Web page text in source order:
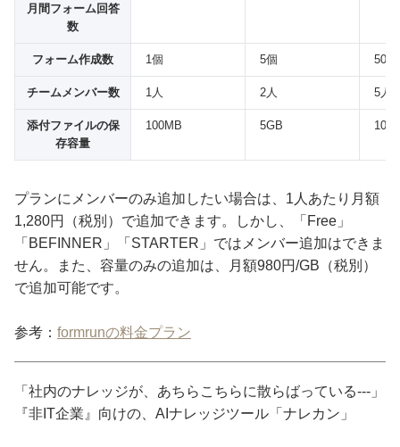
月間フォーム回答
数
フォーム作成数 1個 5個 50個
チームメンバー数 1人 2人 5人
添付ファイルの保
存容量
100MB 5GB
プランにメンバーのみ追加したい場合は、1人あたり月額
1,280円（税別）で追加できます。しかし、「Free」
「BEFINNER」「STARTER」ではメンバー追加はできま
せん。また、容量のみの追加は、月額980円/GB（税別）
で追加可能です。
参考： formrunの料金プラン
「社内のナレッジが、あちらこちらに散らばっている---」
『非IT企業』向けの、AIナレッジツール「ナレカン」